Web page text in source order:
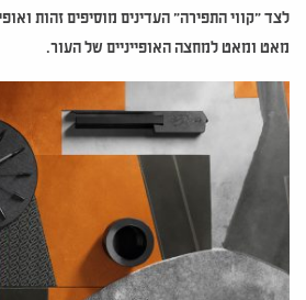
לצד "קווי התפירה" העדינים מוסיפים זהות
מאט ומאט למחצה האופייניים של העור.